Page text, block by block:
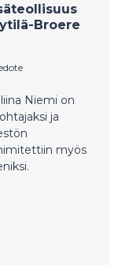
Broere
Niemi on
ja
myös